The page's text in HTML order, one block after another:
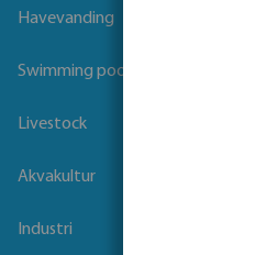
Havevanding
Swimming pool
Livestock
Akvakultur
Industri